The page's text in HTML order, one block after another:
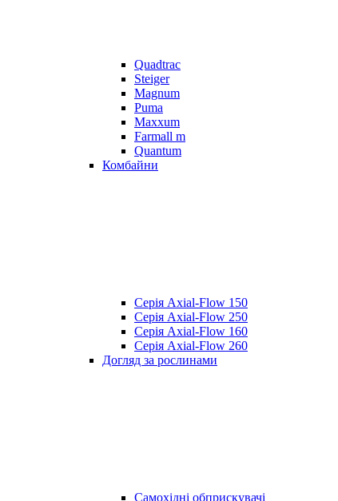
Quadtrac
Steiger
Magnum
Puma
Maxxum
Farmall m
Quantum
Комбайни
Серія Axial-Flow 150
Серія Axial-Flow 250
Серія Axial-Flow 160
Серія Axial-Flow 260
Догляд за рослинами
Самохідні обприскувачі